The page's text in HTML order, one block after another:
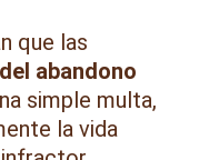
que las
abandono
simple multa,
la vida